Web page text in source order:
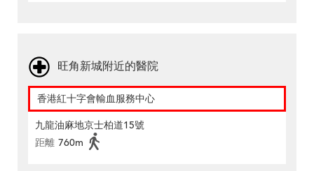
旺角新城附近的醫院
香港紅十字會輸血服務中心
九龍油麻地京士柏道15號
距離 760m